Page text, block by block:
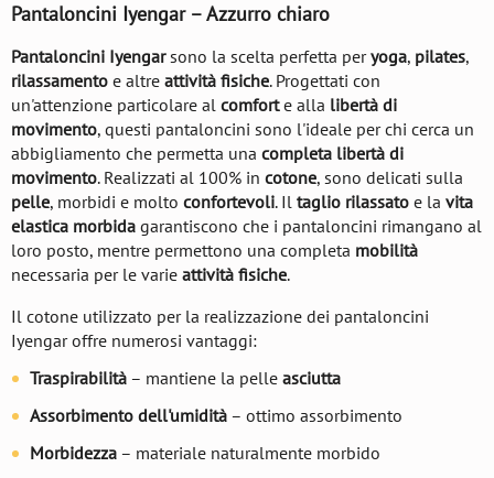
Pantaloncini Iyengar – Azzurro chiaro
Pantaloncini Iyengarsono la scelta perfetta peryoga, pilates,
rilassamento e altre attività fisiche. Progettati con
un'attenzione particolare al comforte alla libertà di
movimento, questi pantaloncini sono l'ideale per chi cerca un
abbigliamento che permetta una completa libertà di
movimento. Realizzati al 100% in cotone, sono delicati sulla
pelle, morbidi e molto confortevoli. Il taglio rilassato e la vita
elastica morbida garantiscono che i pantaloncini rimangano al
loro posto, mentre permettono una completa mobilità
necessaria per le varie attività fisiche.
Il cotone utilizzato per la realizzazione dei pantaloncini
Iyengar offre numerosi vantaggi:
Traspirabilità – mantiene la pelle asciutta
Assorbimento dell'umidità – ottimo assorbimento
Morbidezza – materiale naturalmente morbido